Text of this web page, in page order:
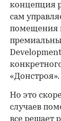
концепция
сам
помещения
«Донстроя».
Но это
случаев
все решает